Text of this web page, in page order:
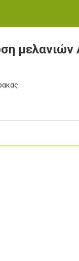
μελανιών